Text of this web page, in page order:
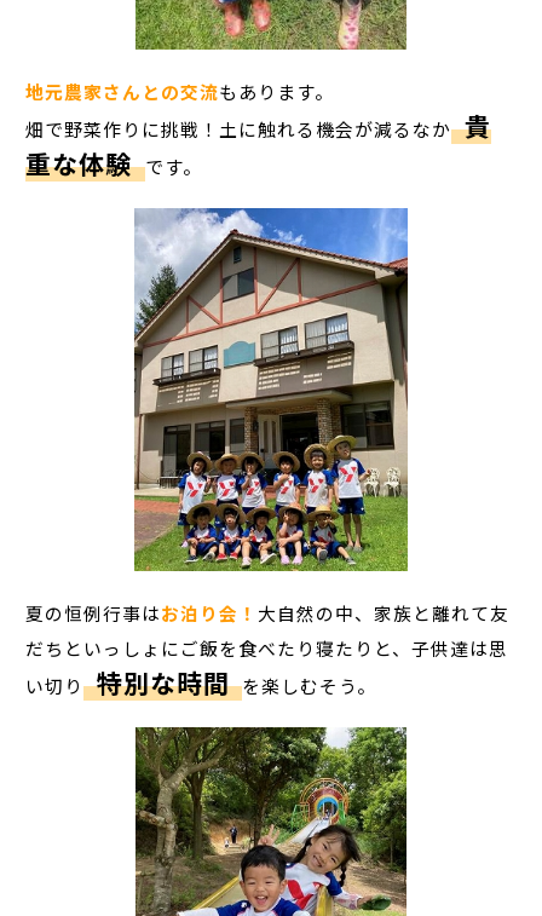
地元農家さんとの交流もあります。
畑で野菜作りに挑戦！土に触れる機会が減るなか 貴
重な体験 です。
夏の恒例行事はお泊り会！ 大自然の中、家族と離れて友
だちといっしょにご飯を食べたり寝たりと、子供達は思
い切り 特別な時間 を楽しむそう。